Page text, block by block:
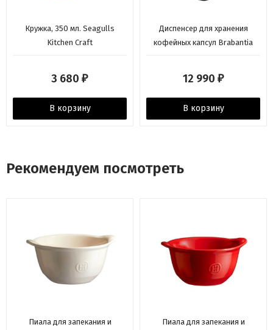
Кружка, 350 мл. Seagulls
Kitchen Craft
3 680 ₽
В корзину
Диспенсер для хранения
кофейных капсул Brabantia
12 990 ₽
В корзину
Рекомендуем посмотреть
Пиала для запекания и
Пиала для запекания и